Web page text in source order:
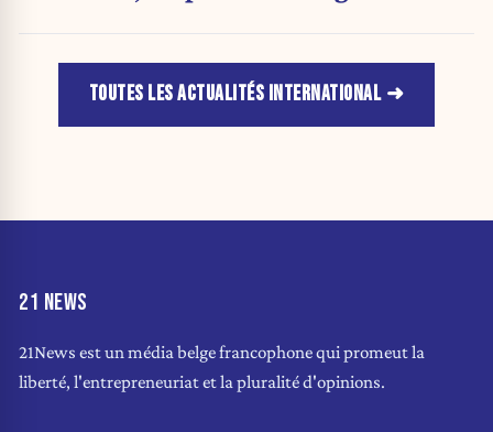
TOUTES LES ACTUALITÉS INTERNATIONAL
21 NEWS
21News est un média belge francophone qui promeut la
liberté, l'entrepreneuriat et la pluralité d'opinions.